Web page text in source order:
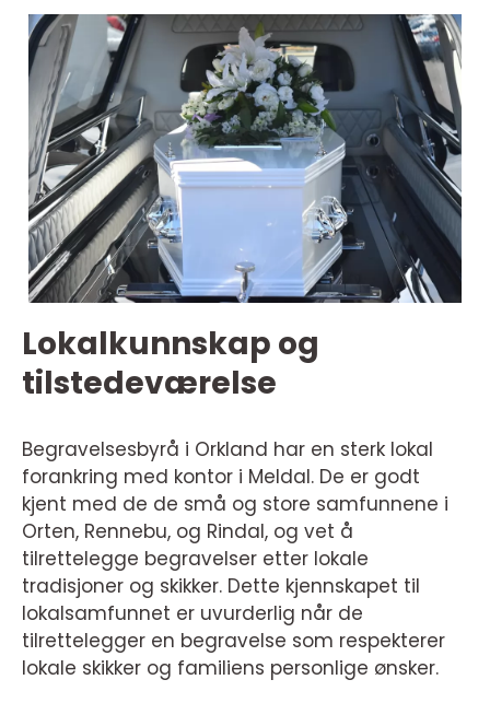
Lokalkunnskap og
tilstedeværelse
Begravelsesbyrå i Orkland har en sterk lokal
forankring med kontor i Meldal. De er godt
kjent med de de små og store samfunnene i
Orten, Rennebu, og Rindal, og vet å
tilrettelegge begravelser etter lokale
tradisjoner og skikker. Dette kjennskapet til
lokalsamfunnet er uvurderlig når de
tilrettelegger en begravelse som respekterer
lokale skikker og familiens personlige ønsker.